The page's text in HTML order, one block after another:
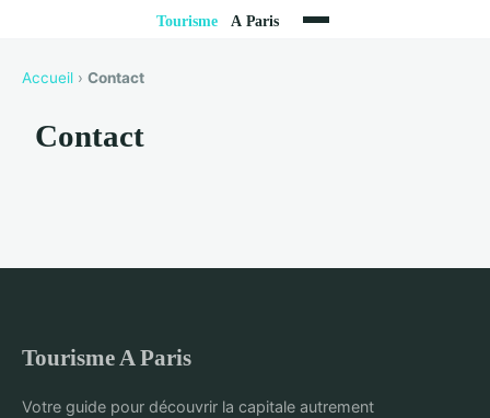
Accueil › Contact
Contact
Tourisme A Paris
Votre guide pour découvrir la capitale autrement